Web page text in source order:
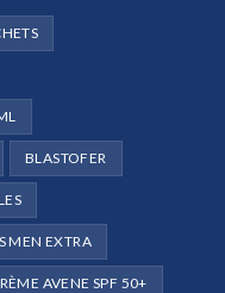
BLASTOFER
MEN EXTRA
AVENE SPF 50+